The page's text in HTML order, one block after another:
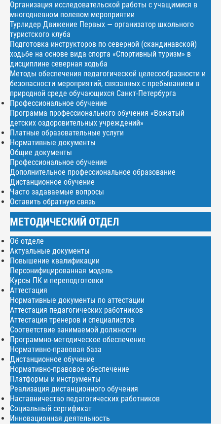
Организация исследовательской работы с учащимися в
многодневном полевом мероприятии
Турлидер Движение Первых — организатор школьного
туристского клуба
Подготовка инструкторов по северной (скандинавской)
ходьбе на основе вида спорта «Спортивный туризм» в
дисциплине северная ходьба
Методы обеспечения педагогической целесообразности и
безопасности мероприятий, связанных с пребыванием в
природной среде обучающихся Санкт-Петербурга
Профессиональное обучение
Программа профессионального обучения «Вожатый
детских оздоровительных учреждений»
Платные образовательные услуги
Нормативные документы
Общие документы
Профессиональное обучение
Дополнительное профессиональное образование
Дистанционное обучение
Часто задаваемые вопросы
Оставить обратную связь
МЕТОДИЧЕСКИЙ ОТДЕЛ
Об отделе
Актуальные документы
Повышение квалификации
Персонифицированная модель
Курсы ПК и переподготовки
Аттестация
Нормативные документы по аттестации
Аттестация педагогических работников
Аттестация тренеров и специалистов
Соответствие занимаемой должности
Программно-методическое обеспечение
Нормативно-правовая база
Дистанционное обучение
Нормативно-правовое обеспечение
Платформы и инструменты
Реализация дистанционного обучения
Наставничество педагогических работников
Социальный сертификат
Инновационная деятельность